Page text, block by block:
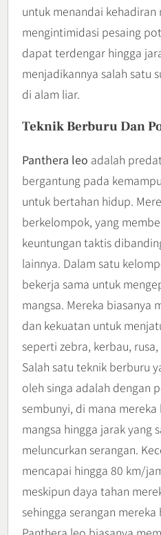
untuk menandai kehadiran
mengintimidasi pesaing
dapat terdengar hingga
menjadikannya salah satu
di alam liar.
Teknik Berburu Dan
Panthera leo adalah
bergantung pada
untuk bertahan hidup.
berkelompok, yang
keuntungan taktis
lainnya. Dalam satu
bekerja sama untuk
mangsa. Mereka biasanya
dan kekuatan untuk
seperti zebra, kerbau,
Salah satu teknik berburu
oleh singa adalah dengan
sembunyi, di mana
mangsa hingga jarak yang
meluncurkan serangan.
mencapai hingga 80 km/
meskipun daya tahan
sehingga serangan